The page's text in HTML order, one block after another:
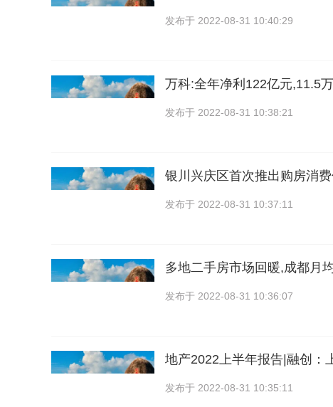
发布于 2022-08-31 10:40:29
万科:全年净利122亿元,11.5
发布于 2022-08-31 10:38:21
银川兴庆区首次推出购房消
发布于 2022-08-31 10:37:11
多地二手房市场回暖,成都月
发布于 2022-08-31 10:36:07
地产2022上半年报告|融创：
发布于 2022-08-31 10:35:11